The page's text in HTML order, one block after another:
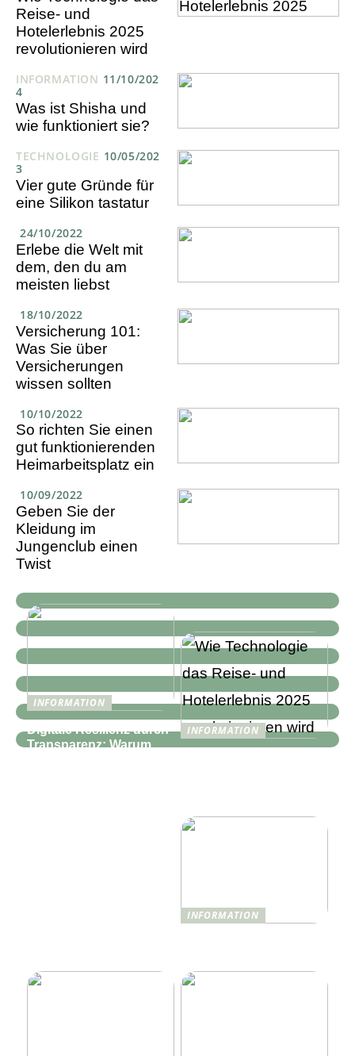
Reise- und
Hotelerlebnis 2025
revolutionieren wird
INFORMATION 11/10/202
4
Was ist Shisha und
wie funktioniert sie?
TECHNOLOGIE 10/05/202
3
Vier gute Gründe für
eine Silikon tastatur
24/10/2022
Erlebe die Welt mit
dem, den du am
meisten liebst
18/10/2022
Versicherung 101:
Was Sie über
Versicherungen
wissen sollten
10/10/2022
So richten Sie einen
gut funktionierenden
Heimarbeitsplatz ein
10/09/2022
Geben Sie der
Kleidung im
Jungenclub einen
Twist
INFORMATION
Digitale Resilienz durch
Transparenz: Warum
INFORMATION
INFORMATION